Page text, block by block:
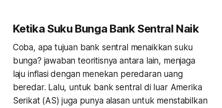
Ketika Suku Bunga Bank Sentral Naik
Coba, apa tujuan bank sentral menaikkan suku
bunga? jawaban teoritisnya antara lain, menjaga
laju inflasi dengan menekan peredaran uang
beredar. Lalu, untuk bank sentral di luar Amerika
Serikat (AS) juga punya alasan untuk menstabilkan